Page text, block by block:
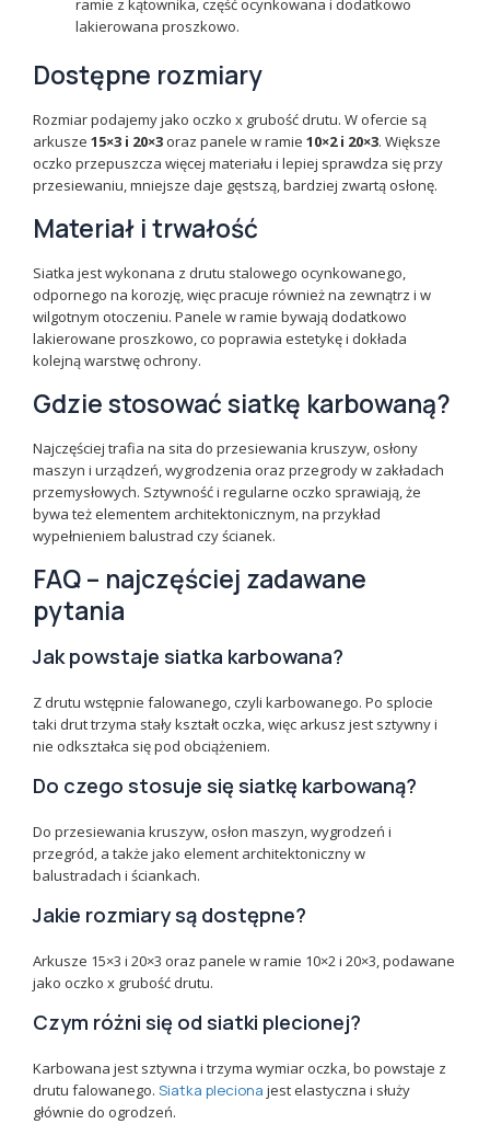
ramie z kątownika, część ocynkowana i dodatkowo
lakierowana proszkowo.
Dostępne rozmiary
Rozmiar podajemy jako oczko x grubość drutu. W ofercie są
arkusze15×3 i 20×3 oraz panele w ramie10×2 i 20×3. Większe
oczko przepuszcza więcej materiału i lepiej sprawdza się przy
przesiewaniu, mniejsze daje gęstszą, bardziej zwartą osłonę.
Materiał i trwałość
Siatka jest wykonana z drutu stalowego ocynkowanego,
odpornego na korozję, więc pracuje również na zewnątrz i w
wilgotnym otoczeniu. Panele w ramie bywają dodatkowo
lakierowane proszkowo, co poprawia estetykę i dokłada
kolejną warstwę ochrony.
Gdzie stosować siatkę karbowaną?
Najczęściej trafia na sita do przesiewania kruszyw, osłony
maszyn i urządzeń, wygrodzenia oraz przegrody w zakładach
przemysłowych. Sztywność i regularne oczko sprawiają, że
bywa też elementem architektonicznym, na przykład
wypełnieniem balustrad czy ścianek.
FAQ – najczęściej zadawane
pytania
Jak powstaje siatka karbowana?
Z drutu wstępnie falowanego, czyli karbowanego. Po splocie
taki drut trzyma stały kształt oczka, więc arkusz jest sztywny i
nie odkształca się pod obciążeniem.
Do czego stosuje się siatkę karbowaną?
Do przesiewania kruszyw, osłon maszyn, wygrodzeń i
przegród, a także jako element architektoniczny w
balustradach i ściankach.
Jakie rozmiary są dostępne?
Arkusze 15×3 i 20×3 oraz panele w ramie 10×2 i 20×3, podawane
jako oczko x grubość drutu.
Czym różni się od siatki plecionej?
Karbowana jest sztywna i trzyma wymiar oczka, bo powstaje z
drutu falowanego.Siatka pleciona jest elastyczna i służy
głównie do ogrodzeń.